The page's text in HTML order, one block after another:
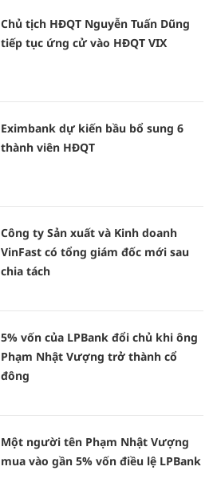
Chủ tịch HĐQT Nguyễn Tuấn Dũng
tiếp tục ứng cử vào HĐQT VIX
Eximbank dự kiến bầu bổ sung 6
thành viên HĐQT
Công ty Sản xuất và Kinh doanh
VinFast có tổng giám đốc mới sau
chia tách
5% vốn của LPBank đổi chủ khi ông
Phạm Nhật Vượng trở thành cổ
đông
Một người tên Phạm Nhật Vượng
mua vào gần 5% vốn điều lệ LPBank